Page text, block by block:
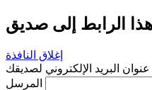
إغلاق النافذة
عنوان البريد الإلكتروني لصديقك
المرسل